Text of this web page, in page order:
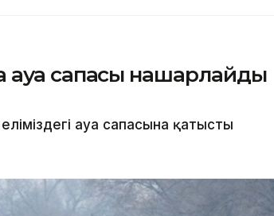
ауа сапасы нашарлайды
ауа сапасына қатысты